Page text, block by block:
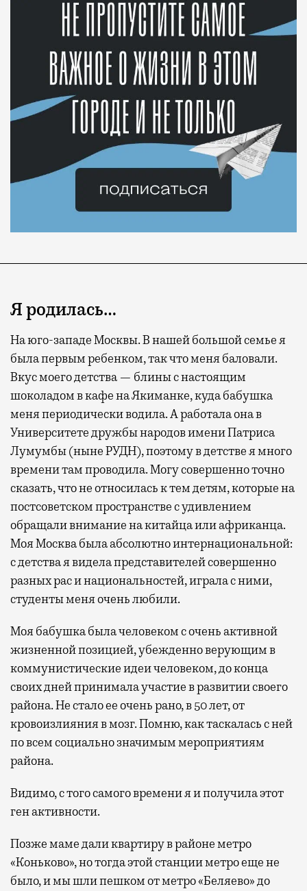
Я родилась…
На юго-западе Москвы. В нашей большой семье я
была первым ребенком, так что меня баловали.
Вкус моего детства — блины с настоящим
шоколадом в кафе на Якиманке, куда бабушка
меня периодически водила. А работала она в
Университете дружбы народов имени Патриса
Лумумбы (ныне РУДН), поэтому в детстве я много
времени там проводила. Могу совершенно точно
сказать, что не относилась к тем детям, которые на
постсоветском пространстве с удивлением
обращали внимание на китайца или африканца.
Моя Москва была абсолютно интернациональной:
с детства я видела представителей совершенно
разных рас и национальностей, играла с ними,
студенты меня очень любили.
Моя бабушка была человеком с очень активной
жизненной позицией, убежденно верующим в
коммунистические идеи человеком, до конца
своих дней принимала участие в развитии своего
района. Не стало ее очень рано, в 50 лет, от
кровоизлияния в мозг. Помню, как таскалась с ней
по всем социально значимым мероприятиям
района.
Видимо, с того самого времени я и получила этот
ген активности.
Позже маме дали квартиру в районе метро
«Коньково», но тогда этой станции метро еще не
было, и мы шли пешком от метро «Беляево» до